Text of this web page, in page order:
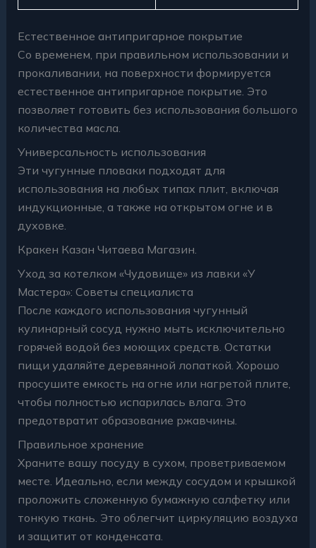
Естественное антипригарное покрытие
Со временем, при правильном использовании и
прокаливании, на поверхности формируется
естественное антипригарное покрытие. Это
позволяет готовить без использования большого
количества масла.
Универсальность использования
Эти чугунные пловаки подходят для
использования на любых типах плит, включая
индукционные, а также на открытом огне и в
духовке.
Кракен Казан Читаева Магазин.
Уход за котелком «Чудовище» из лавки «У
Мастера»: Советы специалиста
После каждого использования чугунный
кулинарный сосуд нужно мыть исключительно
горячей водой без моющих средств. Остатки
пищи удаляйте деревянной лопаткой. Хорошо
просушите емкость на огне или нагретой плите,
чтобы полностью испарилась влага. Это
предотвратит образование ржавчины.
Правильное хранение
Храните вашу посуду в сухом, проветриваемом
месте. Идеально, если между сосудом и крышкой
проложить сложенную бумажную салфетку или
тонкую ткань. Это облегчит циркуляцию воздуха
и защитит от конденсата.